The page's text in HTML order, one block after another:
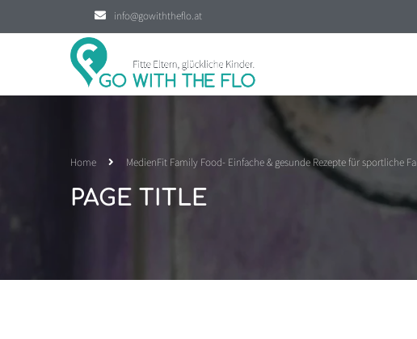
info@gowiththeflo.at
Home MedienFit Family Food- Einfache & gesunde Rezepte für sportliche
PAGE TITLE